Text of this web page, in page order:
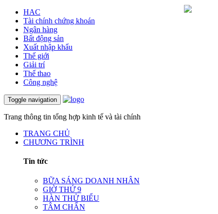
HAC
Tài chính chứng khoán
Ngân hàng
Bất động sản
Xuất nhập khẩu
Thế giới
Giải trí
Thể thao
Công nghệ
Toggle navigation
Trang thông tin tổng hợp kinh tế và tài chính
TRANG CHỦ
CHƯƠNG TRÌNH
Tin tức
BỮA SÁNG DOANH NHÂN
GIỜ THỨ 9
HÀN THỬ BIỂU
TÂM CHẤN